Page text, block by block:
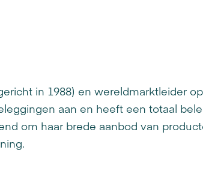
in 1988) en wereldmarktleider
aan en heeft een totaal
om haar brede aanbod van